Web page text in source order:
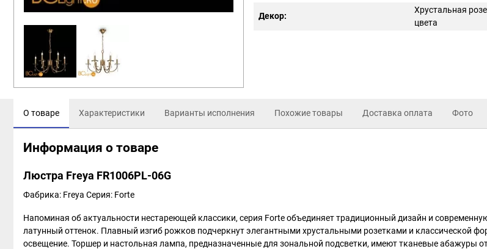
Декор:
Хрустальная
цвета
О товаре Характеристики Варианты исполнения Похожие товары Доставка оплата Фото
Информация о товаре
Люстра Freya FR1006PL-06G
Фабрика: Freya Серия: Forte
Напоминая об актуальности нестареющей классики, серия Forte объединяет традиционный дизайн и
латунный оттенок. Плавный изгиб рожков подчеркнут элегантными хрустальными розетками и классической
освещение. Торшер и настольная лампа, предназначенные для зональной подсветки, имеют тканевые абажуры